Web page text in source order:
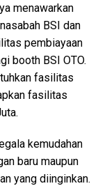
menawarkan
BSI dan
pembiayaan
booth BSI OTO.
fasilitas
fasilitas
kemudahan
baru maupun
yang diinginkan.